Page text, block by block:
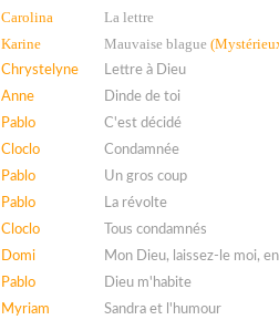
Carolina
La lettre
Karine
Mauvaise blague
Chrystelyne
Lettre à Dieu
Anne
Dinde de toi
Pablo
C'est décidé
Cloclo
Condamnée
Pablo
Un gros coup
Pablo
La révolte
Cloclo
Tous condamnés
Domi
Mon Dieu, laissez-le moi,
Pablo
Dieu m'habite
Myriam
Sandra et l'humour